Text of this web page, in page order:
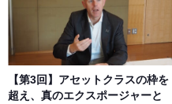
【第3回】アセットクラスの枠を
超え、真のエクスポージャーと